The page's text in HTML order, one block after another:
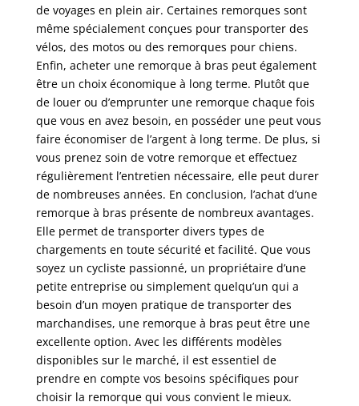
de voyages en plein air. Certaines remorques sont
même spécialement conçues pour transporter des
vélos, des motos ou des remorques pour chiens.
Enfin, acheter une remorque à bras peut également
être un choix économique à long terme. Plutôt que
de louer ou d’emprunter une remorque chaque fois
que vous en avez besoin, en posséder une peut vous
faire économiser de l’argent à long terme. De plus, si
vous prenez soin de votre remorque et effectuez
régulièrement l’entretien nécessaire, elle peut durer
de nombreuses années. En conclusion, l’achat d’une
remorque à bras présente de nombreux avantages.
Elle permet de transporter divers types de
chargements en toute sécurité et facilité. Que vous
soyez un cycliste passionné, un propriétaire d’une
petite entreprise ou simplement quelqu’un qui a
besoin d’un moyen pratique de transporter des
marchandises, une remorque à bras peut être une
excellente option. Avec les différents modèles
disponibles sur le marché, il est essentiel de
prendre en compte vos besoins spécifiques pour
choisir la remorque qui vous convient le mieux.